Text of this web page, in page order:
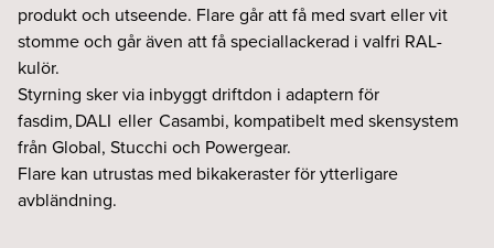
produkt och utseende. Flare går att få med svart eller vit
stomme och går även att få speciallackerad i valfri RAL-
kulör.
Styrning sker via inbyggt driftdon i adaptern för
fasdim, DALI eller Casambi, kompatibelt med skensystem
från Global, Stucchi och Powergear.
Flare kan utrustas med bikakeraster för ytterligare
avbländning.